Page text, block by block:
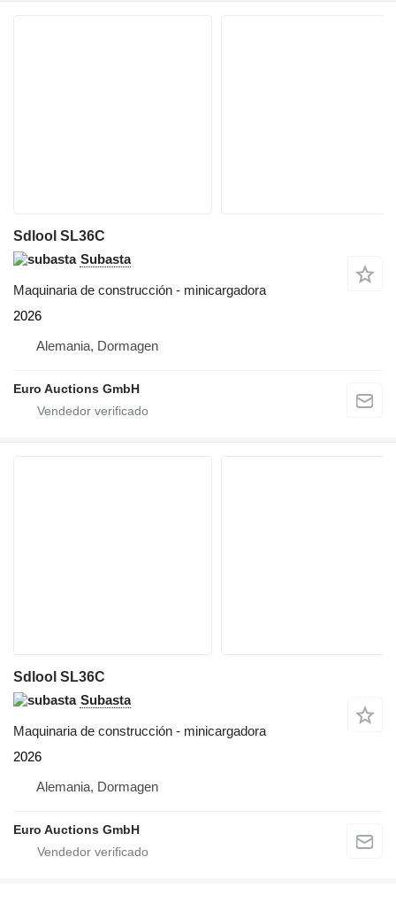
Sdlool SL36C
Subasta
Maquinaria de construcción - minicargadora
2026
Alemania, Dormagen
Euro Auctions GmbH
Sdlool SL36C
Subasta
Maquinaria de construcción - minicargadora
2026
Alemania, Dormagen
Euro Auctions GmbH